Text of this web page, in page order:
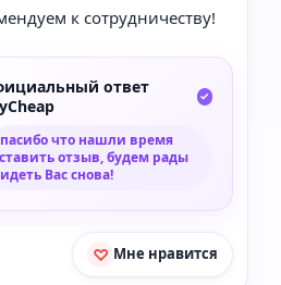
к сотрудничеству!
ответ
что нашли время
отзыв, будем рады
Вас снова!
Мне нравится